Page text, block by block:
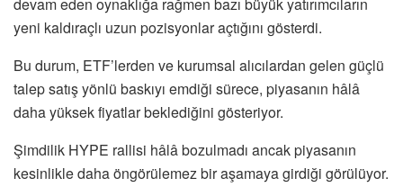
yeni kaldıraçlı uzun pozisyonlar açtığını gösterdi.
Bu durum, ETF’lerden ve kurumsal alıcılardan gelen güçlü
talep satış yönlü baskıyı emdiği sürece, piyasanın hâlâ
daha yüksek fiyatlar beklediğini gösteriyor.
Şimdilik HYPE rallisi hâlâ bozulmadı ancak piyasanın
kesinlikle daha öngörülemez bir aşamaya girdiği görülüyor.